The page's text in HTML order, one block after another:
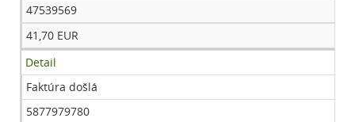
47539569
41,70 EUR
Detail
Faktúra došlá
5877979780